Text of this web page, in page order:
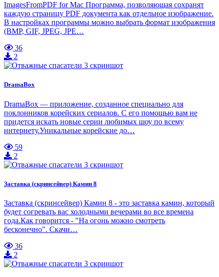
ImagesFromPDF for Mac Программа, позволяющая сохранят
каждую страницу PDF документа как отдельное изображение.
В настройках программы можно выбрать формат изображения
(BMP, GIF, JPEG, JPE…
36
2
DramaBox
DramaBox — приложение, созданное специально для
поклонников корейских сериалов. С его помощью вам не
придется искать новые серии любимых шоу по всему
интернету.Уникальные корейские до…
59
2
Заставка (скринсейвер) Камин 8
Заставка (скринсейвер) Камин 8 - это заставка камин, который
будет согревать вас холодными вечерами во все времена
года.Как говорится - "На огонь можно смотреть
бесконечно". Скачи…
36
2